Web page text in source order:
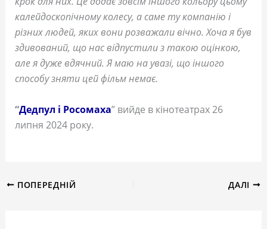
калейдоскопічному колесу, а саме ту компанію і
різних людей, яких вони розважали вічно. Хоча я був
здивований, що нас відпустили з такою оцінкою,
але я дуже вдячний. Я маю на увазі, що іншого
способу зняти цей фільм немає.
“Дедпул і Росомаха” вийде в кінотеатрах 26
липня 2024 року.
ПОПЕРЕДНІЙ ДАЛІ